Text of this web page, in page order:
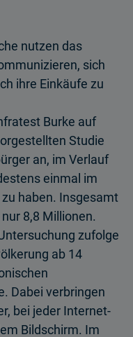
nutzen das
sich
ihre Einkäufe zu
Burke auf
Studie
an, im Verlauf
einmal im
haben. Insgesamt
8,8 Millionen.
zufolge
ab 14
Dabei verbringen
bei jeder Internet-
Bildschirm. Im